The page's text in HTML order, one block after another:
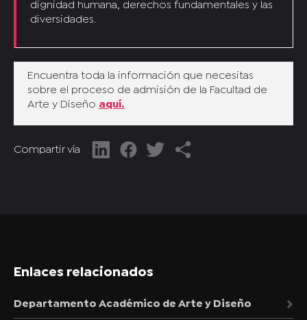
dignidad humana, derechos fundamentales y las
diversidades.
Encuentra toda la información que necesitas
sobre el proceso de admisión de la Facultad de
Arte y Diseño aquí.
Compartir vía
Enlaces relacionados
Departamento Académico de Arte y Diseño